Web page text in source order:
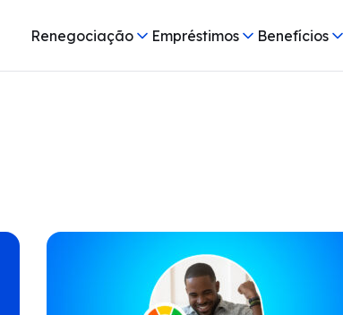
Renegociação Empréstimos Benefícios